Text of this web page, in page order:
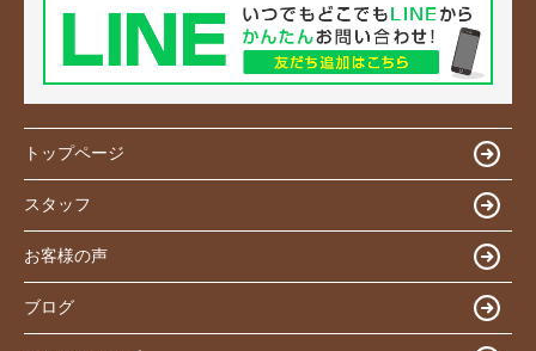
トップページ
スタッフ
お客様の声
ブログ